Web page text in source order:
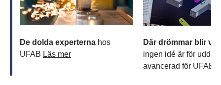
De dolda experterna hos
UFAB Läs mer
Där drömmar blir
ingen idé är för udda
avancerad för UFAB